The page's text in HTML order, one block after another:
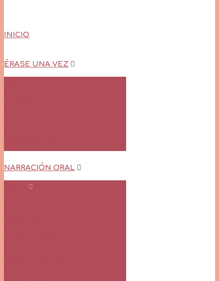
INICIO
ÉRASE UNA VEZ
NARRACIÓN ORAL